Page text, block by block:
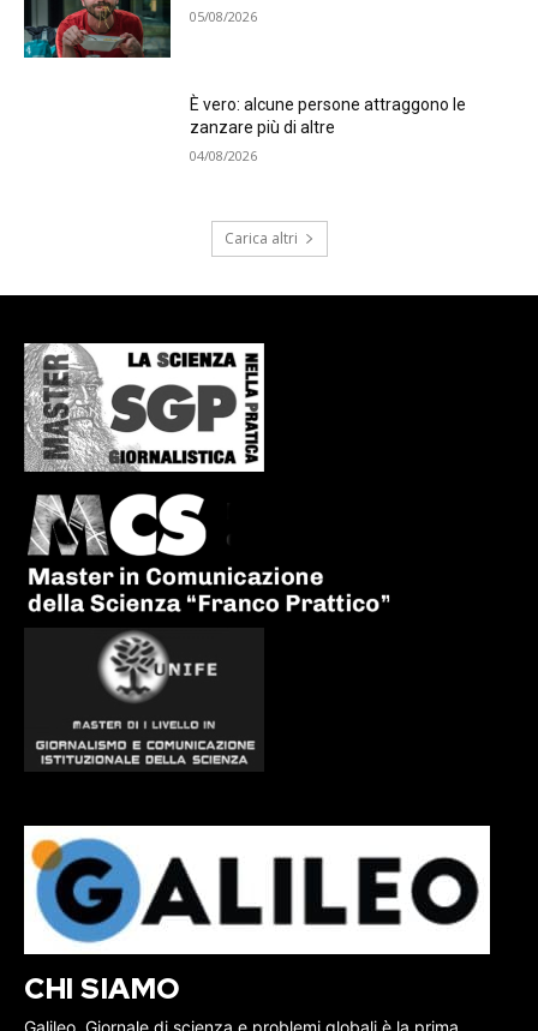
05/08/2026
È vero: alcune persone attraggono le
zanzare più di altre
04/08/2026
Carica altri
CHI SIAMO
Galileo, Giornale di scienza e problemi globali è la prima